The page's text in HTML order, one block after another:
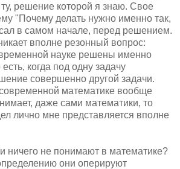
решение которой я знаю. Свое
"Почему делать нужно именно так,
в самом начале, перед решением.
вполне резонный вопрос:
науке решены именно
когда под одну задачу
совершенно другой задачи.
современной математике вообще
даже сами математики, то
лично мне представляется вполне
ничего не понимают в математике?
они оперируют